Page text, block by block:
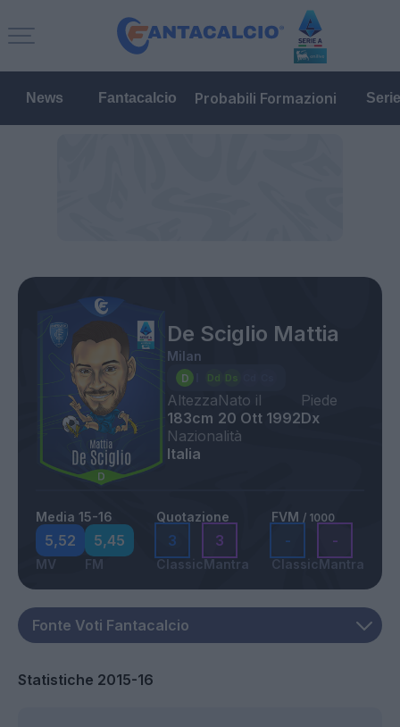
News Fantacalcio Probabili Formazioni
De Sciglio Mattia
Milan
Altezza
183cm
Nato il
20 Ott 1992
Piede
Dx
Nazionalità
Italia
Media 15-16
5,52
MV
5,45
FM
Quotazione
3
Classic
3
Mantra
FVM / 1000
-
Classic
-
Mantra
Statistiche 2015-16